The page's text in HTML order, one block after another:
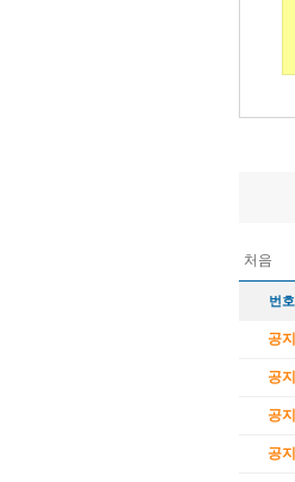
처음
번호
공지
공지
공지
공지